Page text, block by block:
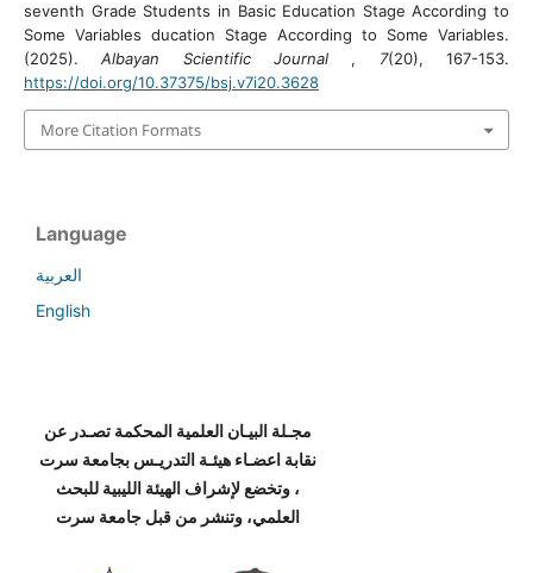
seventh Grade Students in Basic Education Stage According to
Some Variables ducation Stage According to Some Variables.
(2025).Albayan Scientific Journal , 7(20), 167-153.
https://doi.org/10.37375/bsj.v7i20.3628
More Citation Formats
Language
العربية
English
مجـلة البيـان العلمية المحكمة تصـدر عن
نقابة اعضـاء هيئـة التدريـس بجامعة سرت
، وتخضع لإشراف الهيئة الليبية للبحث
العلمي، وتنشر من قبل جامعة سرت